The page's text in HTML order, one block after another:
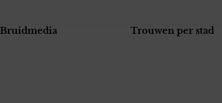
Bruidmedia Trouwen per stad